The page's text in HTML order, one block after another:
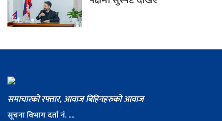
समाचारको रफ्तार, आवाज बिहिनहरुको आवाज
सूचना विभाग दर्ता नं. ....